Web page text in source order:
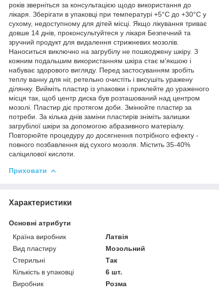
років зверніться за консультацією щодо використання до
лікаря. Зберігати в упаковці при температурі +5°С до +30°С у
сухому, недоступному для дітей місці. Якщо лікування триває
довше 14 днів, проконсультуйтеся у лікаря Безпечний та
зручний продукт для видалення стрижневих мозолів.
Наноситься виключно на загрубілу не пошкоджену шкіру. З
кожним подальшим використанням шкіра стає м'якшою і
набуває здорового вигляду. Перед застосуванням зробіть
теплу ванну для ніг, ретельно очистіть і висушіть уражену
ділянку. Вийміть пластир із упаковки і приклейте до ураженого
місця так, щоб центр диска був розташований над центром
мозолі. Пластир діє протягом доби. Змінюйте пластир за
потреби. За кілька днів заміни пластирів зніміть залишки
загрубілої шкіри за допомогою абразивного матеріалу.
Повторюйте процедуру до досягнення потрібного ефекту -
повного позбавлення від сухого мозоля. Містить 35-40%
саліцилової кислоти.
Приховати
Характеристики
Основні атрибути
Країна виробник
Латвія
Вид пластиру
Мозольний
Стерильні
Так
Кількість в упаковці
6 шт.
Виробник
Розма